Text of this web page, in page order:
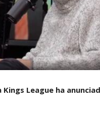
Kings League ha